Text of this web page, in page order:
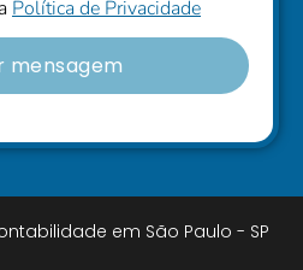
Política de Privacidade
mensagem
em São Paulo - SP